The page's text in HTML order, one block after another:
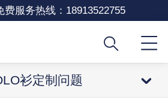
费服务热线： 18913522755
衫定制问题